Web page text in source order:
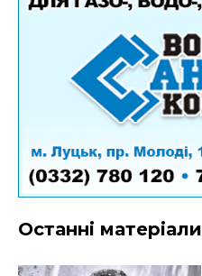
Останні матеріали